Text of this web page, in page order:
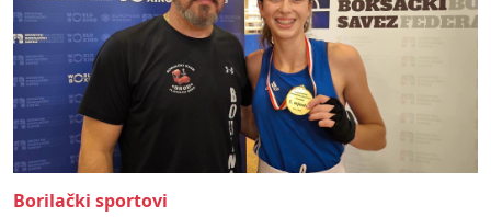
Borilački sportovi